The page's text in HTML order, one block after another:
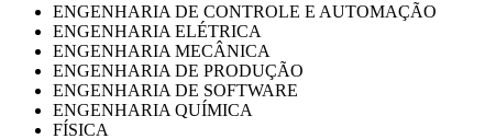
ENGENHARIA DE CONTROLE E AUTOMAÇÃO
ENGENHARIA ELÉTRICA
ENGENHARIA MECÂNICA
ENGENHARIA DE PRODUÇÃO
ENGENHARIA DE SOFTWARE
ENGENHARIA QUÍMICA
FÍSICA